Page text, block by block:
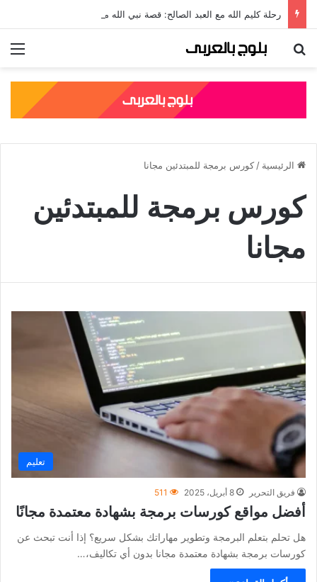
بحث عن
الرئيسية / كورس برمجة للمبتدئين مجانا
كورس برمجة للمبتدئين
مجانا
تعليم
فريق التحرير 8 أبريل، 2025 511
أفضل مواقع كورسات برمجة بشهادة معتمدة مجانًا
هل تحلم بتعلم البرمجة وتطوير مهاراتك بشكل سريع؟ إذا أنت تبحث عن
كورسات برمجة بشهادة معتمدة مجانا بدون أي تكاليف،…